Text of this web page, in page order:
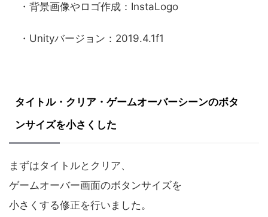
・背景画像やロゴ作成：InstaLogo
・Unityバージョン：2019.4.1f1
タイトル・クリア・ゲームオーバーシーンのボタ
ンサイズを小さくした
まずはタイトルとクリア、
ゲームオーバー画面のボタンサイズを
小さくする修正を行いました。